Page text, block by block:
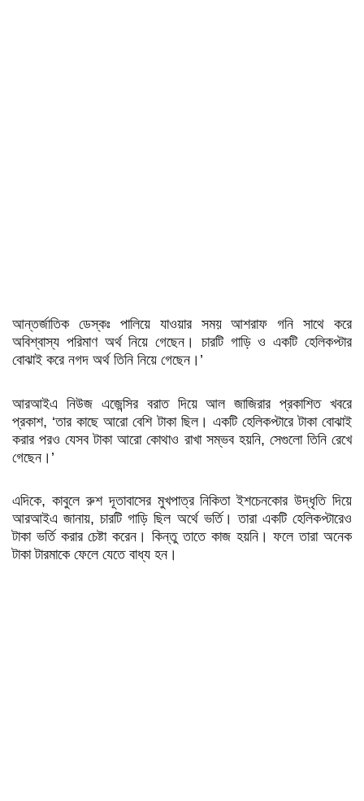
আন্তর্জাতিক ডেস্কঃ পালিয়ে যাওয়ার সময় আশরাফ গনি সাথে করে
অবিশ্বাস্য পরিমাণ অর্থ নিয়ে গেছেন। চারটি গাড়ি ও একটি হেলিকপ্টার
বোঝাই করে নগদ অর্থ তিনি নিয়ে গেছেন।’
আরআইএ নিউজ এজেন্সির বরাত দিয়ে আল জাজিরার প্রকাশিত খবরে
প্রকাশ, ‘তার কাছে আরো বেশি টাকা ছিল। একটি হেলিকপ্টারে টাকা বোঝাই
করার পরও যেসব টাকা আরো কোথাও রাখা সম্ভব হয়নি, সেগুলো তিনি রেখে
গেছেন।’
এদিকে, কাবুলে রুশ দূতাবাসের মুখপাত্র নিকিতা ইশচেনকোর উদ্ধৃতি দিয়ে
আরআইএ জানায়, চারটি গাড়ি ছিল অর্থে ভর্তি। তারা একটি হেলিকপ্টারেও
টাকা ভর্তি করার চেষ্টা করেন। কিন্তু তাতে কাজ হয়নি। ফলে তারা অনেক
টাকা টারমাকে ফেলে যেতে বাধ্য হন।